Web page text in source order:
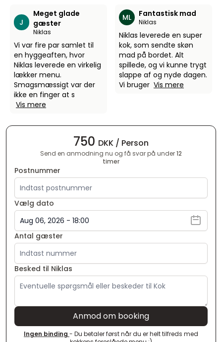
J
Meget glade
gæster
Niklas
Vi var fire par samlet til
en hyggeaften, hvor
Niklas leverede en virkelig
lækker menu.
Smagsmæssigt var der
ikke en finger at s
Vis mere
ML Fantastisk mad
Niklas
Niklas leverede en super
kok, som sendte skøn
mad på bordet. Alt
spillede, og vi kunne trygt
slappe af og nyde dagen.
Vi bruger Vis mere
750 DKK / Person
Send en anmodning nu og få svar på under12
timer
Postnummer
Vælg dato
Antal gæster
Besked til Niklas
Anmod om booking
Ingen binding - Du betaler først når du er helt tilfreds med